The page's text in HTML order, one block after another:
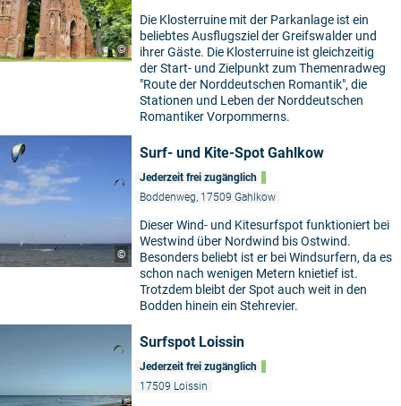
©
Die Klosterruine mit der Parkanlage ist ein
beliebtes Ausflugsziel der Greifswalder und
ihrer Gäste. Die Klosterruine ist gleichzeitig
der Start- und Zielpunkt zum Themenradweg
"Route der Norddeutschen Romantik", die
Stationen und Leben der Norddeutschen
Romantiker Vorpommerns.
©
Surf- und Kite-Spot Gahlkow
Jederzeit frei zugänglich
Boddenweg, 17509 Gahlkow
Dieser Wind- und Kitesurfspot funktioniert bei
Westwind über Nordwind bis Ostwind.
Besonders beliebt ist er bei Windsurfern, da es
schon nach wenigen Metern knietief ist.
Trotzdem bleibt der Spot auch weit in den
Bodden hinein ein Stehrevier.
Surfspot Loissin
Jederzeit frei zugänglich
17509 Loissin